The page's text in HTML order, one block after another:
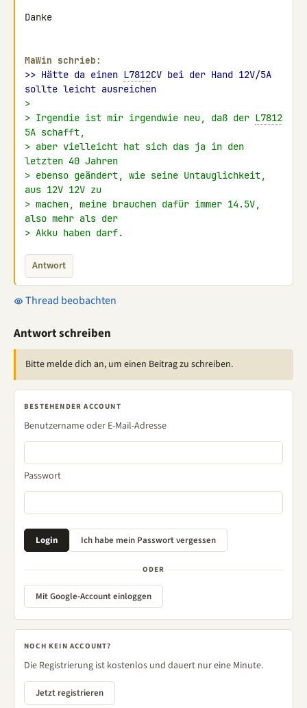
Danke
MaWin schrieb:
>> Hätte da einen L7812CV bei der Hand 12V/5A
sollte leicht ausreichen
>
> Irgendie ist mir irgendwie neu, daß der L7812
5A schafft,
> aber vielleicht hat sich das ja in den
letzten 40 Jahren
> ebenso geändert, wie seine Untauglichkeit,
aus 12V 12V zu
> machen, meine brauchen dafür immer 14.5V,
also mehr als der
> Akku haben darf.
Antwort
Thread beobachten
Antwort schreiben
Bitte melde dich an, um einen Beitrag zu schreiben.
BESTEHENDER ACCOUNT
Benutzername oder E-Mail-Adresse
Passwort
ODER
Mit Google-Account einloggen
NOCH KEIN ACCOUNT?
Die Registrierung ist kostenlos und dauert nur eine Minute.
Jetzt registrieren